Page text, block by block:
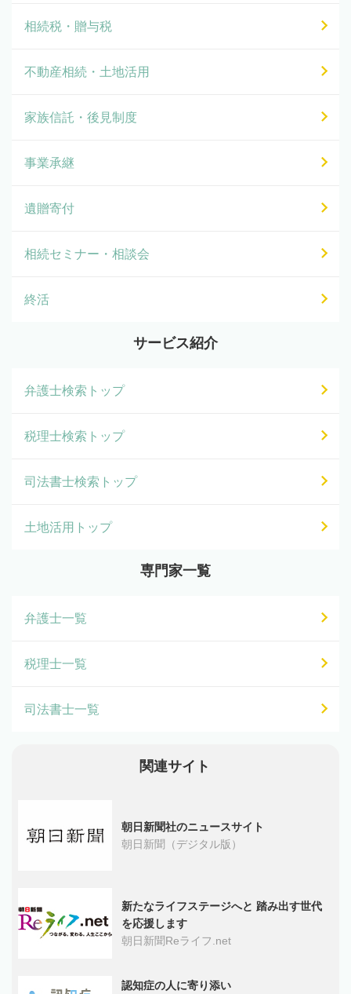
相続税・贈与税
不動産相続・土地活用
家族信託・後見制度
事業承継
遺贈寄付
相続セミナー・相談会
終活
サービス紹介
弁護士検索トップ
税理士検索トップ
司法書士検索トップ
土地活用トップ
専門家一覧
弁護士一覧
税理士一覧
司法書士一覧
関連サイト
朝日新聞社のニュースサイト
朝日新聞（デジタル版）
新たなライフステージへと 踏み出す世代
を応援します
朝日新聞Reライフ.net
認知症の人に寄り添い